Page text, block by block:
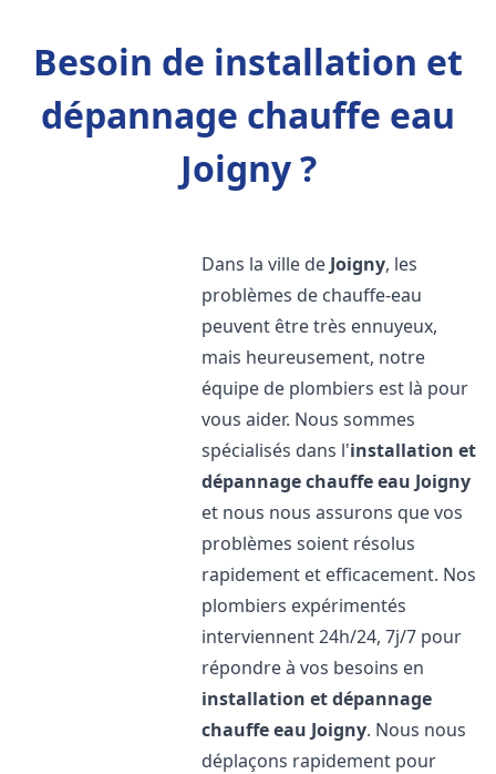
Besoin de installation et
dépannage chauffe eau
Joigny ?
Dans la ville de Joigny, les
problèmes de chauffe-eau
peuvent être très ennuyeux,
mais heureusement, notre
équipe de plombiers est là pour
vous aider. Nous sommes
spécialisés dans l'installation et
dépannage chauffe eau Joigny
et nous nous assurons que vos
problèmes soient résolus
rapidement et efficacement. Nos
plombiers expérimentés
interviennent 24h/24, 7j/7 pour
répondre à vos besoins en
installation et dépannage
chauffe eau Joigny. Nous nous
déplaçons rapidement pour